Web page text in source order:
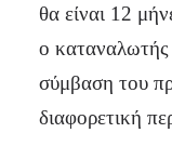
θα είναι 12
ο καταναλωτής
σύμβαση του
διαφορετική